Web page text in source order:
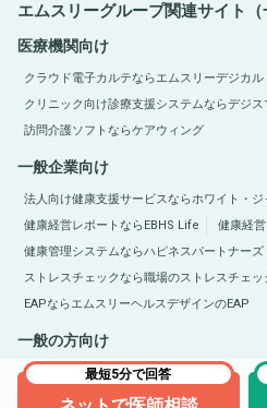
最短5分で回答
エムスリーグループ関連サイト（
医療機関向け
クラウド電子カルテならエムスリーデジカル
クリニック向け診療支援システムならデジス
訪問介護ソフトならケアウィング
一般企業向け
法人向け健康支援サービスならホワイト・
健康経営レポートならEBHS Life
健康経
健康管理システムならハピネスパートナーズ
ストレスチェックなら職場のストレスチェ
EAPならエムスリーヘルスデザインのEAP
一般の方向け
医療総合サイトQLife（キューライフ） 肥